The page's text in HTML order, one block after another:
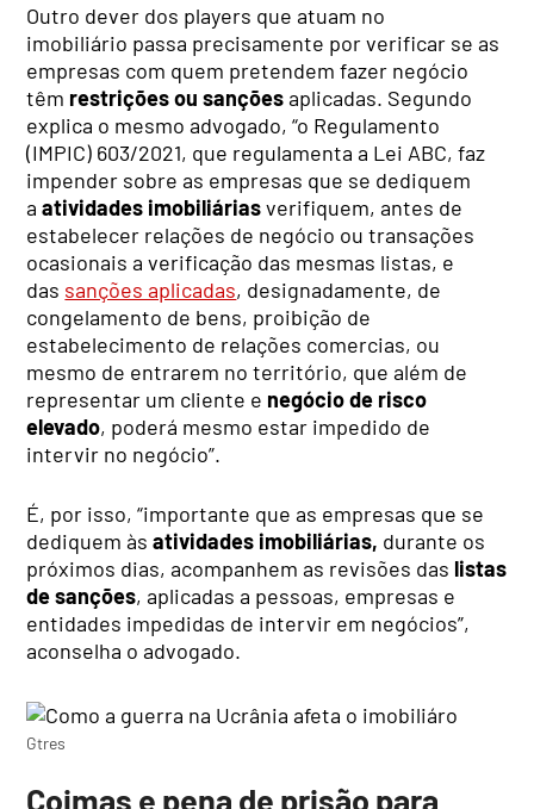
Outro dever dos players que atuam no
imobiliário passa precisamente por verificar se as
empresas com quem pretendem fazer negócio
têm restrições ou sançõesaplicadas. Segundo
explica o mesmo advogado, “o Regulamento
(IMPIC) 603/2021, que regulamenta a Lei ABC, faz
impender sobre as empresas que se dediquem
a atividades imobiliáriasverifiquem, antes de
estabelecer relações de negócio ou transações
ocasionais a verificação das mesmas listas, e
das sanções aplicadas, designadamente, de
congelamento de bens, proibição de
estabelecimento de relações comercias, ou
mesmo de entrarem no território, que além de
representar um cliente e negócio de risco
elevado, poderá mesmo estar impedido de
intervir no negócio”.
É, por isso, “importante que as empresas que se
dediquem àsatividades imobiliárias, durante os
próximos dias, acompanhem as revisões das listas
de sanções, aplicadas a pessoas, empresas e
entidades impedidas de intervir em negócios”,
aconselha o advogado.
Gtres
Coimas e pena de prisão para